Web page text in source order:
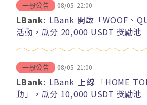
一般公告 08/05 22:00
LBank: LBank 開啟「WOOF、
活動，瓜分 20,000 USDT 獎勵池
一般公告 08/05 21:00
LBank: LBank 上線「HOME
動」，瓜分 10,000 USDT 獎勵池